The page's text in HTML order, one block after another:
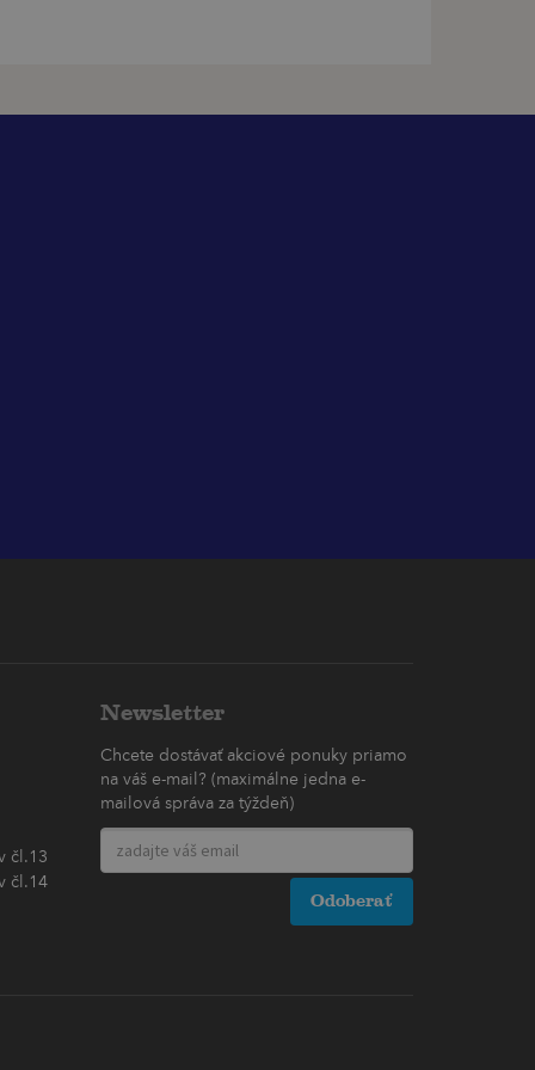
čl.13
čl.14
Newsletter
Chcete dostávať akciové ponuky priamo
na váš e-mail? (maximálne jedna e-
mailová správa za týždeň)
Odoberať